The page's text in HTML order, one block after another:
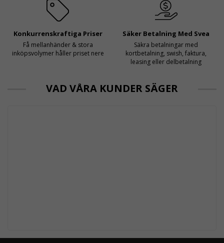
Konkurrenskraftiga Priser
Få mellanhänder & stora
inköpsvolymer håller priset nere
Säker Betalning Med Svea
Säkra betalningar med
kortbetalning, swish, faktura,
leasing eller delbetalning
VAD VÅRA KUNDER SÄGER